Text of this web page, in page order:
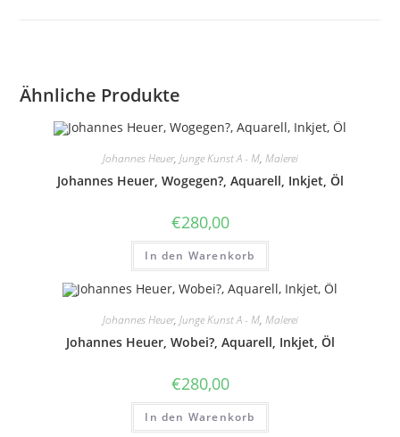
Ähnliche Produkte
Johannes Heuer, Junge Kunst A - M, Malerei
Johannes Heuer, Wogegen?, Aquarell, Inkjet, Öl
€280,00
In den Warenkorb
Johannes Heuer, Junge Kunst A - M, Malerei
Johannes Heuer, Wobei?, Aquarell, Inkjet, Öl
€280,00
In den Warenkorb